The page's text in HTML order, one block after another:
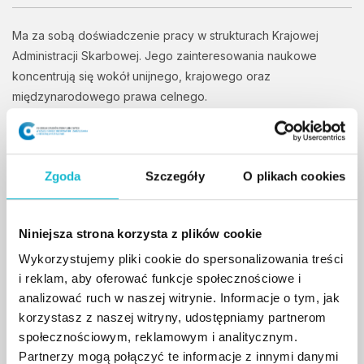
Zgoda Szczegóły O plikach cookies
Niniejsza strona korzysta z plików cookie
Wykorzystujemy pliki cookie do spersonalizowania treści
i reklam, aby oferować funkcje społecznościowe i
analizować ruch w naszej witrynie. Informacje o tym, jak
korzystasz z naszej witryny, udostępniamy partnerom
społecznościowym, reklamowym i analitycznym.
Partnerzy mogą połączyć te informacje z innymi danymi
Ma za sobą doświadczenie pracy w strukturach Krajowej
Administracji Skarbowej. Jego zainteresowania naukowe
koncentrują się wokół unijnego, krajowego oraz
międzynarodowego prawa celnego.
KADRA / TRENERZY
Maciej Słodziński
Warszawie, 1994 r.). Ma za sobą doświadczenie
pracy w strukturach Krajowej Administracji
Skarbowej. W latach 2017 – 2021 pełnił służbę w
stopniu podinspektora na stanowisku Zastępcy
Naczelnika Podkarpackiego Urzędu Celno-
Skarbowego z siedzibą w Przemyślu kierując jego